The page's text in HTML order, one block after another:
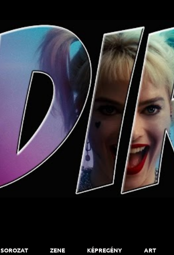
SOROZAT
ZENE KÉPREGÉNY ART